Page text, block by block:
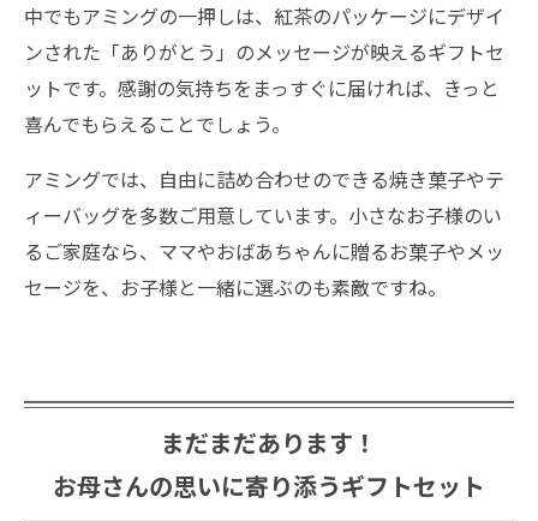
中でもアミングの一押しは、紅茶のパッケージにデザイ
ンされた「ありがとう」のメッセージが映えるギフトセ
ットです。感謝の気持ちをまっすぐに届ければ、きっと
喜んでもらえることでしょう。
アミングでは、自由に詰め合わせのできる焼き菓子やテ
ィーバッグを多数ご用意しています。小さなお子様のい
るご家庭なら、ママやおばあちゃんに贈るお菓子やメッ
セージを、お子様と一緒に選ぶのも素敵ですね。
まだまだあります！
お母さんの思いに寄り添うギフトセット